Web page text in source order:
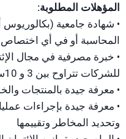
المؤهلات المطلوبة:
• شهادة جامعية (بكالوريوس
المحاسبة أو في أي
• خبرة مصرفية في مجال
للشركات تتراوح بين 3 و 10سنوات
• معرفة جيدة بالمنتجات
• معرفة جيدة بإجراءات
وتحديد المخاطر وتقييمها